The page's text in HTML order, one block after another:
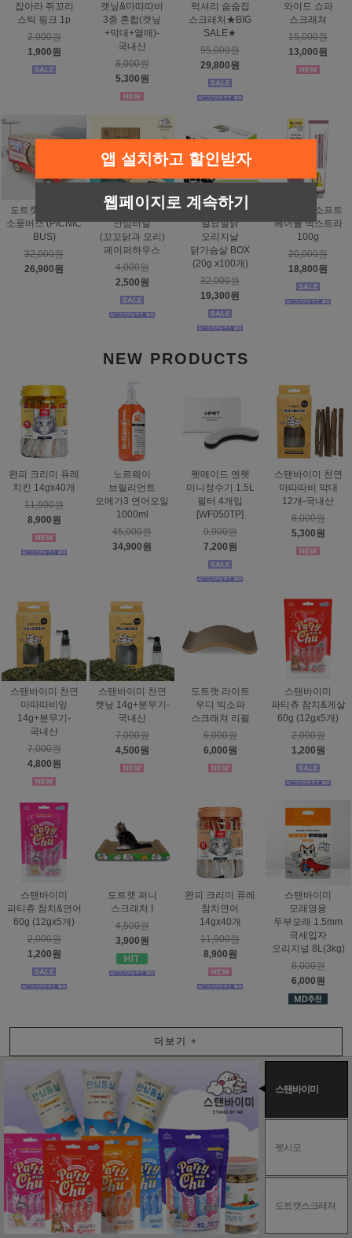
잡아라 쥐꼬리
스틱 핑크 1p
2,900원
1,900원
캣닢&마따따비
3종 혼합(캣닢
+막대+열매)-
국내산
8,000원
5,300원
럭셔리 숨숨집
스크래처★BIG
SALE★
55,000원
29,800원
와이드 쇼파
스크래쳐
15,000원
13,000원
도트캣 스크래처
소풍버스 (PICNIC
BUS)
32,000원
26,900원
스탠바이미
안심터널
(꼬꼬닭과 오리)
페이퍼하우스
4,000원
2,500원
태비토퍼
일묘일닭
오리지날
닭가슴살 BOX
(20g x100개)
32,000원
19,300원
짐펫 몰트소프트
헤어볼 엑스트라
100g
20,000원
18,800원
NEW PRODUCTS
완피 크리미 퓨레
치킨 14gx40개
11,900원
8,900원
노르웨이
브릴리언트
오메가3 연어오일
1000ml
45,000원
34,900원
펫메이드 엔펫
미니정수기 1.5L
필터 4개입
[WF050TP]
9,900원
7,200원
스탠바이미 천연
마따따비 막대
12개-국내산
8,000원
5,300원
스탠바이미 천연
마따따비잎
14g+분무기-
국내산
7,000원
4,800원
스탠바이미 천연
캣닢 14g+분무기-
국내산
7,000원
4,500원
도트캣 라이트
우디 빅소파
스크래쳐 리필
6,000원
6,000원
스탠바이미
파티츄 참치&게살
60g (12gx5개)
2,000원
1,200원
스탠바이미
파티츄 참치&연어
60g (12gx5개)
2,000원
1,200원
도트캣 퍼니
스크래처 I
4,500원
3,900원
완피 크리미 퓨레
참치연어
14gx40개
11,900원
8,900원
스탠바이미
모래영웅
두부모래 1.5mm
극세입자
오리지널 8L(3kg)
8,000원
6,000원
더보기 +
스탠바이미
펫시모
도트캣스크래쳐
앱 설치하고 할인받자
웹페이지로 계속하기